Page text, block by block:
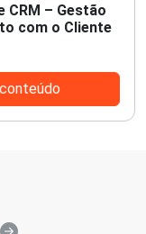
CRM – Gestão
com o Cliente